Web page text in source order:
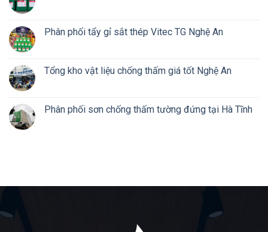
Phân phối tẩy gỉ sắt thép Vitec TG Nghệ An
Tổng kho vật liệu chống thấm giá tốt Nghệ An
Phân phối sơn chống thấm tường đứng tại Hà Tĩnh